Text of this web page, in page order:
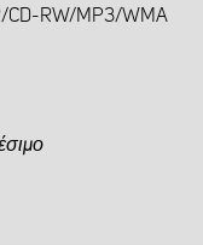
CD-RW/MP3/WMA